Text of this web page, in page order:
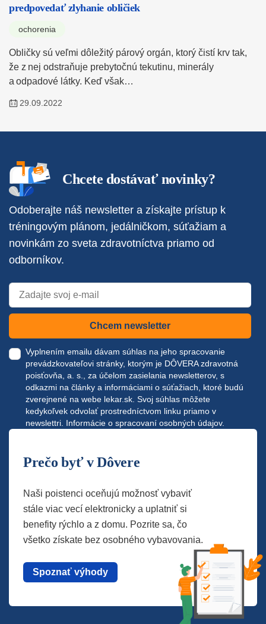
predpovedať zlyhanie obličiek
ochorenia
Obličky sú veľmi dôležitý párový orgán, ktorý čistí krv tak,
že z nej odstraňuje prebytočnú tekutinu, minerály
a odpadové látky. Keď však…
29.09.2022
Chcete dostávať novinky?
Odoberajte náš newsletter a získajte prístup k
tréningovým plánom, jedálničkom, súťažiam a
novinkám zo sveta zdravotníctva priamo od
odborníkov.
Chcem newsletter
Vyplnením emailu dávam súhlas na jeho spracovanie
prevádzkovateľovi stránky, ktorým je DÔVERA zdravotná
poisťovňa, a. s., za účelom zasielania newsletterov, s
odkazmi na články a informáciami o súťažiach, ktoré budú
zverejnené na webe lekar.sk . Svoj súhlas môžete
kedykoľvek odvolať prostredníctvom linku priamo v
newslettri. Informácie o spracovaní osobných údajov.
Prečo byť v Dôvere
Naši poistenci oceňujú možnosť vybaviť
stále viac vecí elektronicky a uplatniť si
benefity rýchlo a z domu. Pozrite sa, čo
všetko získate bez osobného vybavovania.
Spoznať výhody